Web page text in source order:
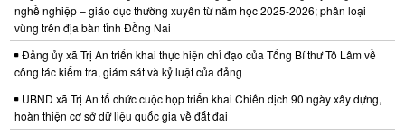
nghề nghiệp – giáo dục thường xuyên từ năm học 2025-2026; phân loại
vùng trên địa bàn tỉnh Đồng Nai
Đảng ủy xã Trị An triển khai thực hiện chỉ đạo của Tổng Bí thư Tô Lâm về
công tác kiểm tra, giám sát và kỷ luật của đảng
UBND xã Trị An tổ chức cuộc họp triển khai Chiến dịch 90 ngày xây dựng,
hoàn thiện cơ sở dữ liệu quốc gia về đất đai